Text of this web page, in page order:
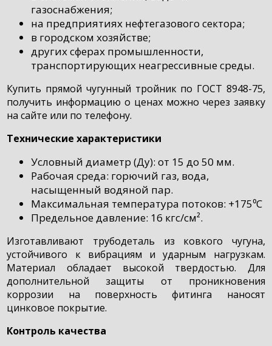
газоснабжения;
на предприятиях нефтегазового сектора;
в городском хозяйстве;
других сферах промышленности,
транспортирующих неагрессивные среды.
Купить прямой чугунный тройник по ГОСТ 8948-75,
получить информацию о ценах можно через заявку
на сайте или по телефону.
Технические характеристики
Условный диаметр (Ду): от 15 до 50 мм.
Рабочая среда: горючий газ, вода,
насыщенный водяной пар.
Максимальная температура потоков: +175⁰C
Предельное давление: 16 кгс/см².
Изготавливают трубодеталь из ковкого чугуна,
устойчивого к вибрациям и ударным нагрузкам.
Материал обладает высокой твердостью. Для
дополнительной защиты от проникновения
коррозии на поверхность фитинга наносят
цинковое покрытие.
Контроль качества